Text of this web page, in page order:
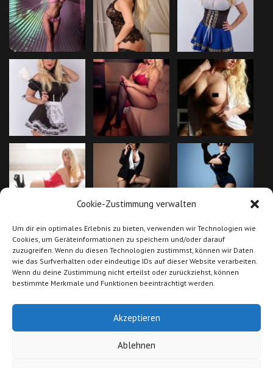
Cookie-Zustimmung verwalten
Um dir ein optimales Erlebnis zu bieten, verwenden wir Technologien wie
Cookies, um Geräteinformationen zu speichern und/oder darauf
zuzugreifen. Wenn du diesen Technologien zustimmst, können wir Daten
wie das Surfverhalten oder eindeutige IDs auf dieser Website verarbeiten.
Wenn du deine Zustimmung nicht erteilst oder zurückziehst, können
bestimmte Merkmale und Funktionen beeinträchtigt werden.
Akzeptieren
Ablehnen